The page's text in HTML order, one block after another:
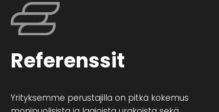
Referenssit
Yrityksemme perustajilla on pitkä kokemus